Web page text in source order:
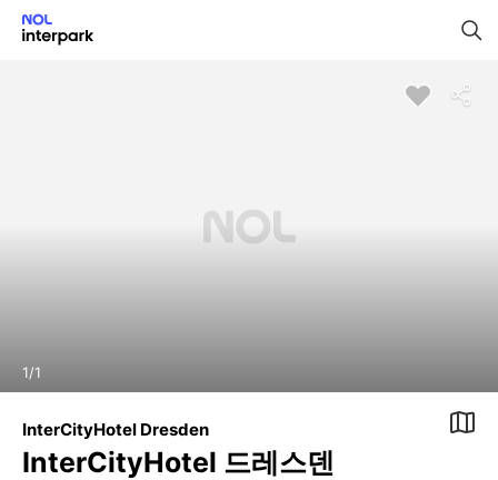
1/1
InterCityHotel Dresden
InterCityHotel 드레스덴